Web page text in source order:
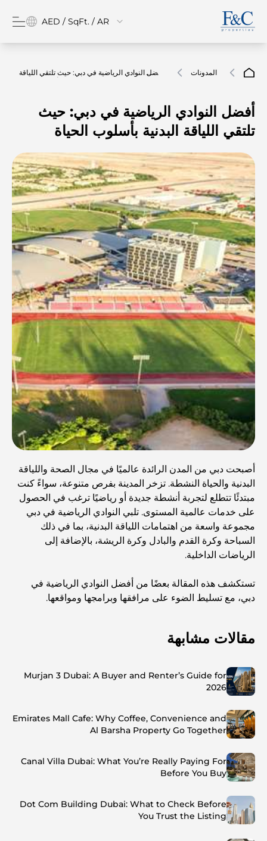
AED / SqFt. / AR
المدونات
أفضل النوادي الرياضية في دبي: حيث تلتقي اللياقة
أفضل النوادي الرياضية في دبي: حيث
تلتقي اللياقة البدنية بأسلوب الحياة
أصبحت دبي من المدن الرائدة عالميًا في مجال الصحة واللياقة
البدنية والحياة النشطة. تزخر المدينة بفرص متنوعة، سواءً كنت
مبتدئًا تتطلع لتجربة أنشطة جديدة أو رياضيًا ترغب في الحصول
على خدمات عالمية المستوى. تلبي النوادي الرياضية في دبي
مجموعة واسعة من اهتمامات اللياقة البدنية، بما في ذلك
السباحة وكرة القدم والبادل وكرة الريشة، بالإضافة إلى
الرياضات الداخلية.
تستكشف هذه المقالة بعضًا من أفضل النوادي الرياضية في
دبي، مع تسليط الضوء على مرافقها وبرامجها ومواقعها.
مقالات مشابهة
Murjan 3 Dubai: A Buyer and Renter’s Guide for
2026
Emirates Mall Cafe: Why Coffee, Convenience and
Al Barsha Property Go Together
Canal Villa Dubai: What You’re Really Paying For
Before You Buy
Dot Com Building Dubai: What to Check Before
You Trust the Listing